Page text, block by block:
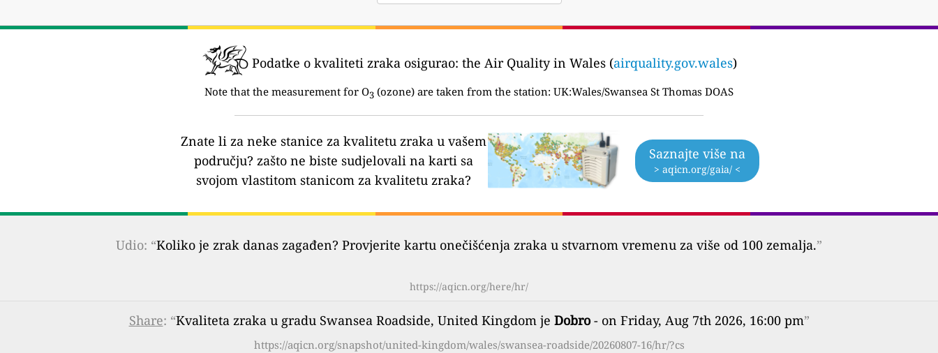
Podatke o kvaliteti zraka osigurao: the Air Quality in Wales (airquality.gov.wales)
Note that the measurement for O3 (ozone) are taken from the station: UK:Wales/Swansea St Thomas DOAS
Znate li za neke stanice za kvalitetu zraka u vašem
području? zašto ne biste sudjelovali na karti sa
svojom vlastitom stanicom za kvalitetu zraka?
Saznajte više na
> aqicn.org/gaia/ <
Udio: “Koliko je zrak danas zagađen? Provjerite kartu onečišćenja zraka u stvarnom vremenu za više od 100 zemalja.”
https://aqicn.org/here/hr/
Share: “Kvaliteta zraka u gradu Swansea Roadside, United Kingdom je Dobro- on Friday, Aug 7th 2026, 16:00 pm”
https://aqicn.org/snapshot/united-kingdom/wales/swansea-roadside/20260807-16/hr/?cs